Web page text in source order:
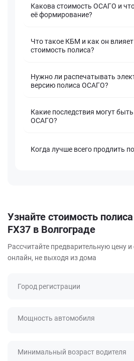
Какова стоимость ОСАГО и
её формирование?
Что такое КБМ и как он
стоимость полиса?
Нужно ли распечатывать
версию полиса ОСАГО?
Какие последствия могут быть
ОСАГО?
Когда лучше всего продлить
Узнайте стоимость
FX37 в Волгограде
Рассчитайте предварительную цену
онлайн, не выходя из дома
Город регистрации
Мощность автомобиля
Минимальный возраст водителя